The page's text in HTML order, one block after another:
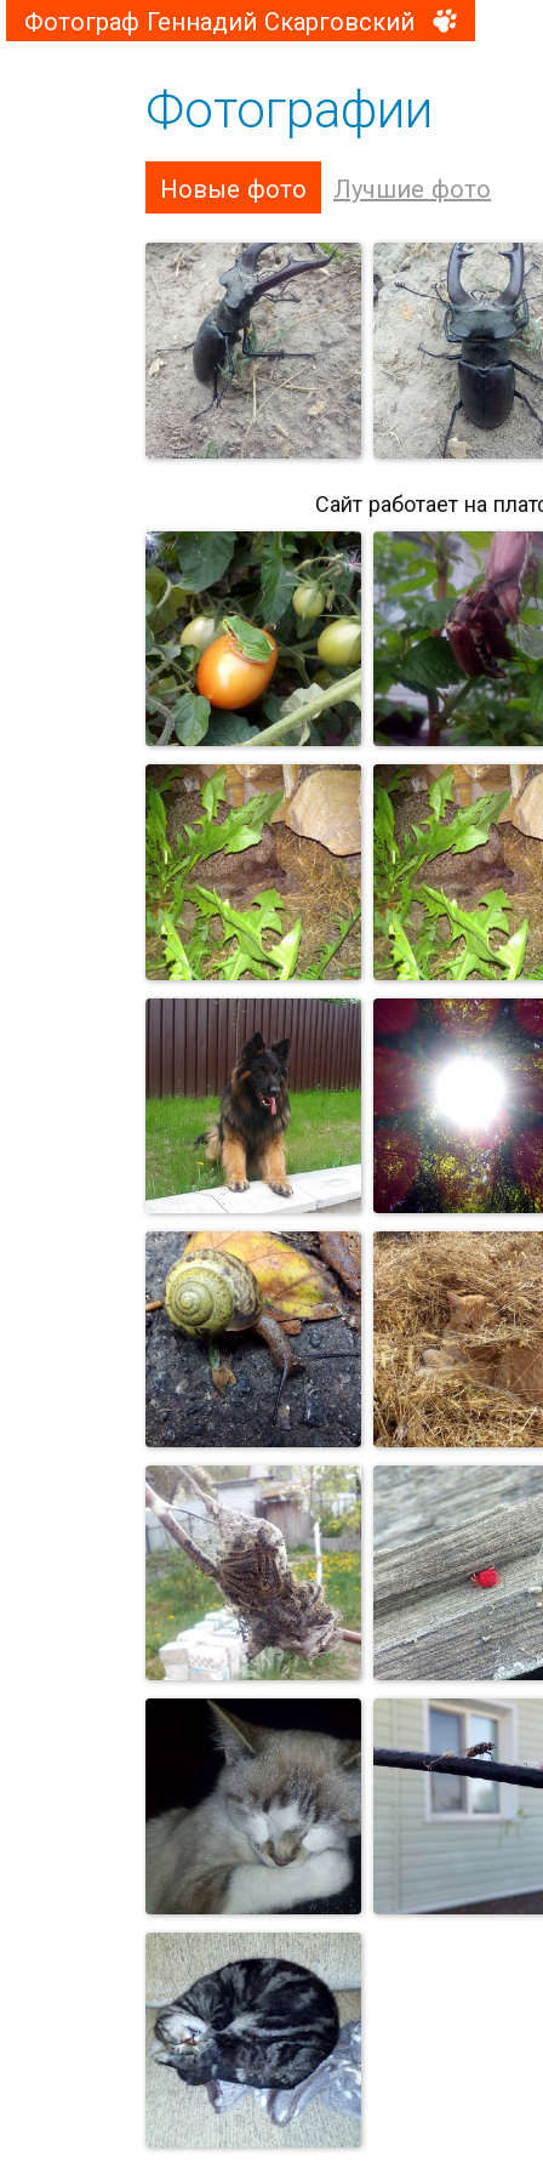
Фотограф Геннадий Скарговский
Фотографии
Новые фото Лучшие фото
Жук Жук
Сайт работает на
Лягушка Насекомые
Ёжик Без названия
Собака Без названия
Слизни
Кот
Без названия Насекомые
Спящее чудо...